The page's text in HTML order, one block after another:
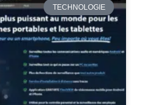
TECHNOLOGIE